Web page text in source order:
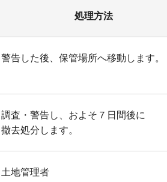
処理方法
警告した後、保管場所へ移動します。
調査・警告し、およそ７日間後に
撤去処分します。
土地管理者